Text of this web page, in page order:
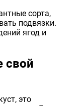
сорта,
подвязки.
ягод и
свой
это